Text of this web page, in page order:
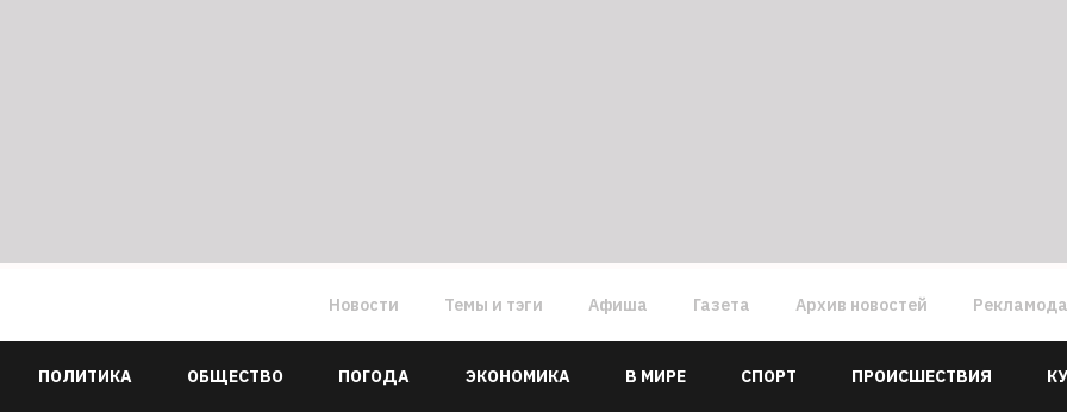
Новости Темы и тэги Афиша Газета Архив новостей
ПОЛИТИКА ОБЩЕСТВО ПОГОДА ЭКОНОМИКА В МИРЕ СПОРТ ПРОИСШЕСТВИЯ